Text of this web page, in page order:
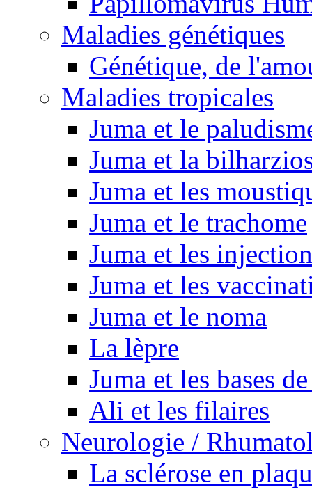
Maladies génétiques
Génétique, de
Maladies tropicales
Juma et le
Juma et la
Juma et les
Juma et le trachome
Juma et les
Juma et les
Juma et le noma
La lèpre
Juma et les bases
Ali et les filaires
Neurologie /
La sclérose en